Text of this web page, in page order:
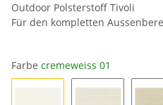
Outdoor Polsterstoff Tivoli
Für den kompletten
Farbe cremeweiss 01